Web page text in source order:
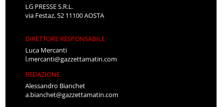
LG PRESSE S.R.L.
via Festaz, 52 11100 AOSTA
DIRETTORE RESPONSABILE
Luca Mercanti
l.mercanti@gazzettamatin.com
REDAZIONE
Alessandro Bianchet
a.bianchet@gazzettamatin.com